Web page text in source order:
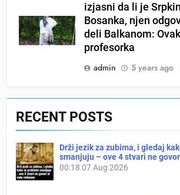
izjasni da li je
Bosanka, njen
deli Balkanom:
profesorka
admin
5 years ago
RECENT POSTS
Drži jezik za zubima, i gledaj
smanjuju – ove 4 stvari ne
00:18 07 Aug 2026